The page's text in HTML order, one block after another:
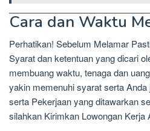
Cara dan Waktu
Perhatikan! Sebelum Melamar
Syarat dan ketentuan yang dicari
membuang waktu, tenaga dan
yakin memenuhi syarat serta
serta Pekerjaan yang ditawarkan
silahkan Kirimkan Lowongan Kerja